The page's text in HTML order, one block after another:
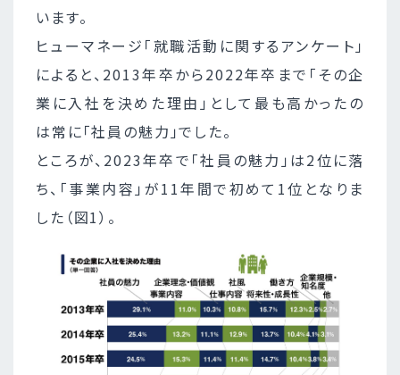
います。
ヒューマネージ「就職活動に関するアンケート」
によると、2013年卒から2022年卒まで「その企
業に入社を決めた理由」として最も高かったの
は常に「社員の魅力」でした。
ところが、2023年卒で「社員の魅力」は2位に落
ち、「事業内容」が11年間で初めて1位となりま
した（図1）。